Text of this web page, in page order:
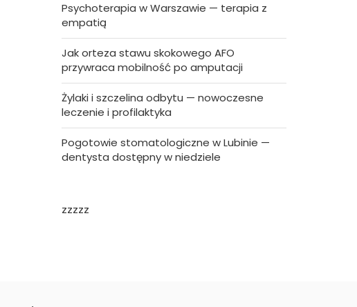
Psychoterapia w Warszawie — terapia z
empatią
Jak orteza stawu skokowego AFO
przywraca mobilność po amputacji
Żylaki i szczelina odbytu — nowoczesne
leczenie i profilaktyka
Pogotowie stomatologiczne w Lubinie —
dentysta dostępny w niedziele
zzzzz